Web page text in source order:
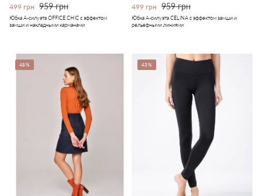
499 грн 959 грн
Юбка А-силуэта OFFICE CHIC с эффектом
замши и накладными карманами
499 грн 959 грн
Юбка А-силуэта CELINA с эффектом замши и
рельефными линиями
48% 43%